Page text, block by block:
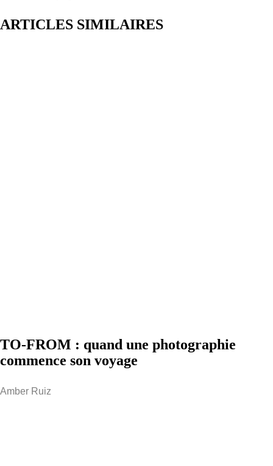
ARTICLES SIMILAIRES
TO-FROM : quand une photographie
commence son voyage
Amber Ruiz